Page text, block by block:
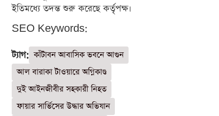
ইতিমধ্যে তদন্ত শুরু করেছে কর্তৃপক্ষ।
SEO Keywords:
ট্যাগ: কাঁটাবন আবাসিক ভবনে আগুন
আল বারাকা টাওয়ারে অগ্নিকাণ্ড
দুই আইনজীবীর সহকারী নিহত
ফায়ার সার্ভিসের উদ্ধার অভিযান